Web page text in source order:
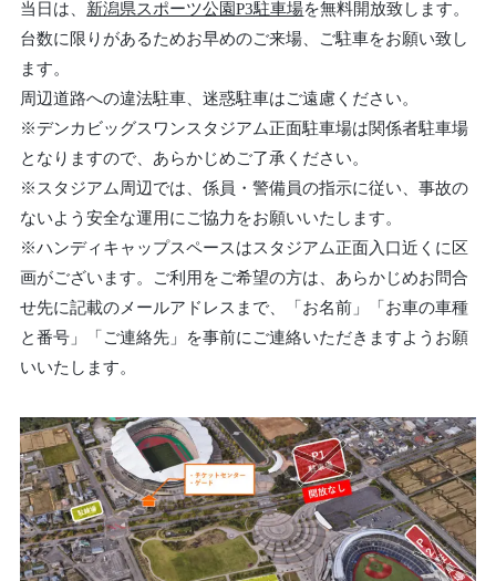
当日は、新潟県スポーツ公園P3駐車場を無料開放致します。
台数に限りがあるためお早めのご来場、ご駐車をお願い致し
ます。
周辺道路への違法駐車、迷惑駐車はご遠慮ください。
※デンカビッグスワンスタジアム正面駐車場は関係者駐車場
となりますので、あらかじめご了承ください。
※スタジアム周辺では、係員・警備員の指示に従い、事故の
ないよう安全な運用にご協力をお願いいたします。
※ハンディキャップスペースはスタジアム正面入口近くに区
画がございます。ご利用をご希望の方は、あらかじめお問合
せ先に記載のメールアドレスまで、「お名前」「お車の車種
と番号」「ご連絡先」を事前にご連絡いただきますようお願
いいたします。